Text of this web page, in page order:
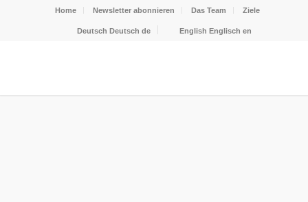
Home Newsletter abonnieren Das Team Ziele
Deutsch Deutsch de English Englisch en